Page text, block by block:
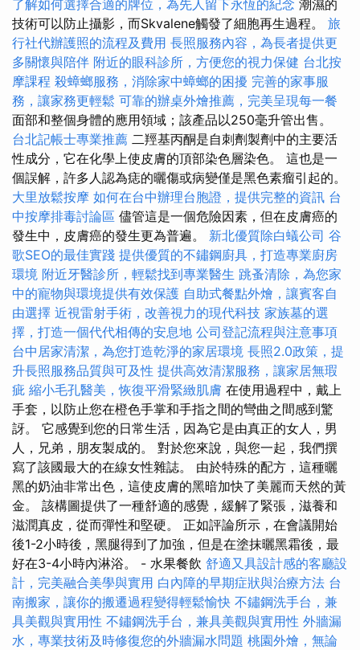
了解如何選擇合適的牌位，為先人留下永恆的紀念 潮濕的
技術可以防止攝影，而Skvalene觸發了細胞再生過程。 旅
行社代辦護照的流程及費用 長照服務內容，為長者提供更
多關懷與陪伴 附近的眼科診所，方便您的視力保健 台北按
摩課程 殺蟑螂服務，消除家中蟑螂的困擾 完善的家事服
務，讓家務更輕鬆 可靠的辦桌外燴推薦，完美呈現每一餐
面部和整個身體的應用領域；該產品以250毫升管出售。
台北記帳士專業推薦 二羥基丙酮是自刺劑製劑中的主要活
性成分，它在化學上使皮膚的頂部染色層染色。 這也是一
個誤解，許多人認為痣的曬傷或病變僅是黑色素瘤引起的。
大里放鬆按摩 如何在台中辦理台胞證，提供完整的資訊 台
中按摩排毒討論區 儘管這是一個危險因素，但在皮膚癌的
發生中，皮膚癌的發生更為普遍。 新北優質除白蟻公司 谷
歌SEO的最佳實踐 提供優質的不鏽鋼廚具，打造專業廚房
環境 附近牙醫診所，輕鬆找到專業醫生 跳蚤清除，為您家
中的寵物與環境提供有效保護 自助式餐點外燴，讓賓客自
由選擇 近視雷射手術，改善視力的現代科技 家族墓的選
擇，打造一個代代相傳的安息地 公司登記流程與注意事項
台中居家清潔，為您打造乾淨的家居環境 長照2.0政策，提
升長照服務品質與可及性 提供高效清潔服務，讓家居無瑕
疵 縮小毛孔醫美，恢復平滑緊緻肌膚 在使用過程中，戴上
手套，以防止您在橙色手掌和手指之間的彎曲之間感到驚
訝。 它感覺到您的日常生活，因為它是由真正的女人，男
人，兄弟，朋友製成的。 對於您來說，與您一起，我們撰
寫了該國最大的在線女性雜誌。 由於特殊的配方，這種曬
黑的奶油非常出色，這使皮膚的黑暗加快了美麗而天然的黃
金。 該構圖提供了一種舒適的感覺，緩解了緊張，滋養和
滋潤真皮，從而彈性和堅硬。 正如評論所示，在會議開始
後1-2小時後，黑腿得到了加強，但是在塗抹曬黑霜後，最
好在3-4小時內淋浴。 - 水果餐飲 舒適又具設計感的客廳設
計，完美融合美學與實用 白內障的早期症狀與治療方法 台
南搬家，讓你的搬遷過程變得輕鬆愉快 不鏽鋼洗手台，兼
具美觀與實用性 不鏽鋼洗手台，兼具美觀與實用性 外牆漏
水，專業技術及時修復您的外牆漏水問題 桃園外燴，無論